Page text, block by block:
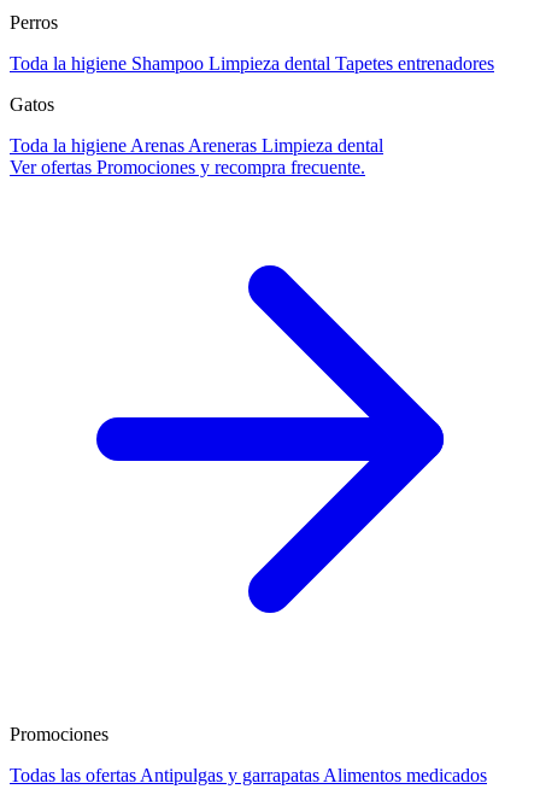
Perros
Toda la higiene Shampoo Limpieza dental Tapetes entrenadores
Gatos
Toda la higiene Arenas Areneras Limpieza dental
Ver ofertas Promociones y recompra frecuente.
Promociones
Todas las ofertas Antipulgas y garrapatas Alimentos medicados